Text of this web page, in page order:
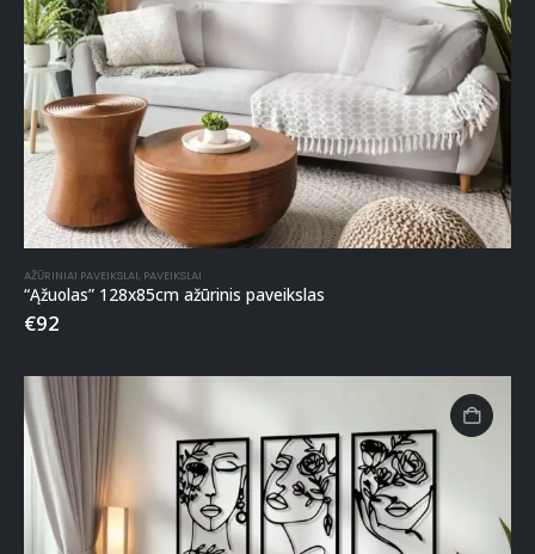
AŽŪRINIAI PAVEIKSLAI, PAVEIKSLAI
“Ąžuolas” 128x85cm ažūrinis paveikslas
€92